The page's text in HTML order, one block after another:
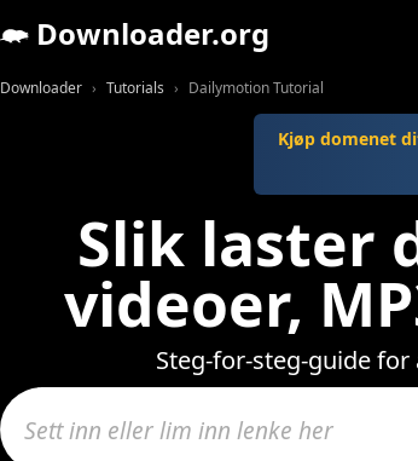
Downloader.org
Downloader Tutorials Dailymotion Tutorial
Kjøp domenet
Slik laster
videoer,
Steg-for-steg-guide